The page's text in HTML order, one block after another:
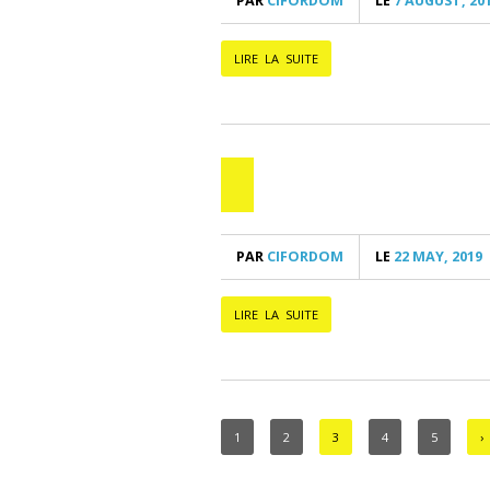
LIRE LA SUITE
PAR CIFORDOM LE 22 MAY, 2019
LIRE LA SUITE
1 2 3 4 5 ›